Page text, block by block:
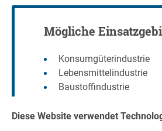
Mögliche
Konsumgüterindustrie
Lebensmittelindustrie
Baustoffindustrie
Diese Website verwendet